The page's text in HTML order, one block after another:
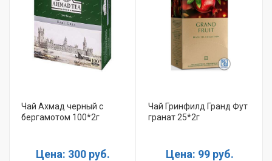
Чай Ахмад черный с
бергамотом 100*2г
Цена: 300 руб.
Чай Гринфилд Гранд Фут
гранат 25*2г
Цена: 99 руб.